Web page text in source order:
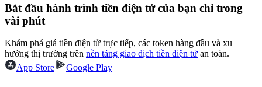
USDC Futures vĩnh cửu
Bắt đầu hành trình tiền điện tử của bạn chỉ trong
vài phút
Khám phá giá tiền điện tử trực tiếp, các token hàng đầu và xu
hướng thị trường trên nền tảng giao dịch tiền điện tử an toàn.
App Store
Google Play